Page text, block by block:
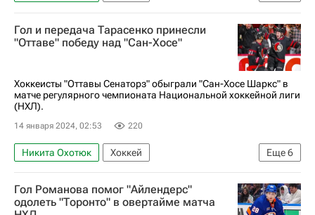
Национальная хоккейная лига (НХЛ)
Сан-Хосе Шаркс
Баффало Сейбрз
Александр Барабанов
Гол и передача Тарасенко принесли
"Оттаве" победу над "Сан-Хосе"
Хоккеисты "Оттавы Сенаторз" обыграли "Сан-Хосе Шаркс" в
матче регулярного чемпионата Национальной хоккейной лиги
(НХЛ).
14 января 2024, 02:53 220
Еще6
Никита Охотюк
Хоккей
Национальная хоккейная лига (НХЛ)
Оттава Сенаторз
Сан-Хосе Шаркс
Гол Романова помог "Айлендерс"
одолеть "Торонто" в овертайме матча